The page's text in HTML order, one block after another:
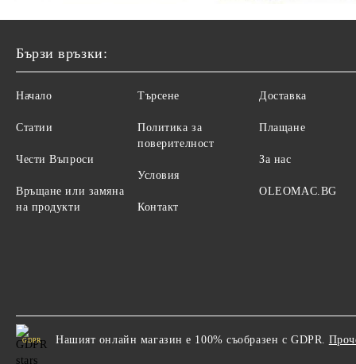
Бързи връзки:
Начало
Статии
Чести Въпроси
Връщане или замяна
на продукти
Търсене
Политика за
поверителност
Условия
Контакт
Доставка
Плащане
За нас
OLEOMAC.BG
GDPR Нашият онлайн магазин е 100% съобразен с GDPR.